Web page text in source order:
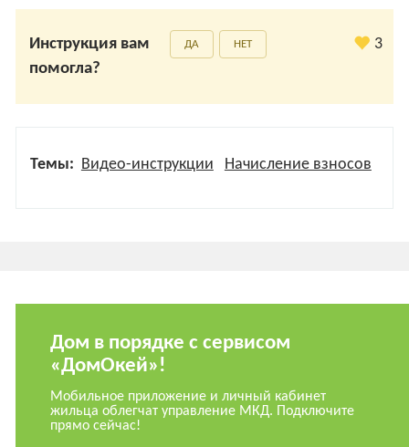
Инструкция вам
помогла?
ДА НЕТ 3
Темы: Видео-инструкции Начисление взносов
Дом в порядке с сервисом
«ДомОкей»!
Мобильное приложение и личный кабинет
жильца облегчат управление МКД. Подключите
прямо сейчас!